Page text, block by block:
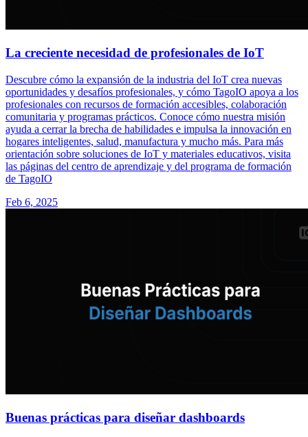
La creciente necesidad de profesionales de IoT
Descubre cómo la expansión de la industria del IoT crea nuevas
oportunidades y desafíos profesionales, y cómo TagoIO apoya a los
profesionales con recursos de formación accesibles, colaboración
comunitaria y programas prácticos. Conoce cómo nuestra misión
ayuda a cerrar la brecha de habilidades e impulsa la innovación en
hogares inteligentes, salud, manufactura y mucho más. Para más
orientación sobre soluciones de IoT y materiales educativos, visita
las páginas del centro de aprendizaje y del programa de formación
de TagoIO
Feb 6, 2025
Buenas prácticas para diseñar dashboards